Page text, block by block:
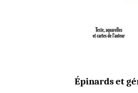
Épinards et